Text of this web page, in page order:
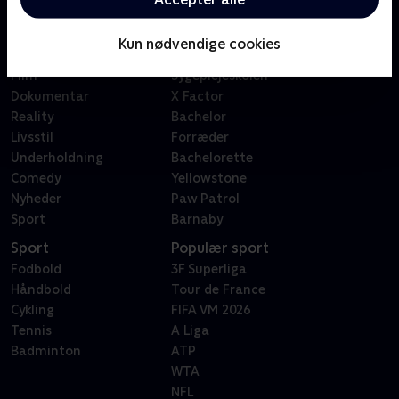
Kun nødvendige cookies
Kategorier
Film
Dokumentar
Reality
Livsstil
Underholdning
Comedy
Nyheder
Sport
Badehotellet
Sygeplejeskolen
X Factor
Bachelor
Forræder
Bachelorette
Yellowstone
Paw Patrol
Barnaby
Sport
Fodbold
Håndbold
Cykling
Tennis
Badminton
Populær sport
3F Superliga
Tour de France
FIFA VM 2026
A Liga
ATP
WTA
NFL